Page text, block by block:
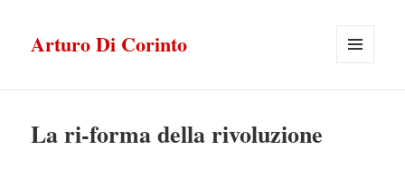
Arturo Di Corinto
La ri-forma della rivoluzione